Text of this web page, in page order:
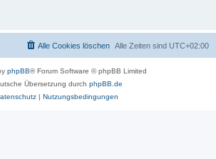
Alle Zeiten sind UTC+02:00
Alle Cookies löschen
phpBB® Forum Software © phpBB Limited
Übersetzung durch phpBB.de
| Nutzungsbedingungen